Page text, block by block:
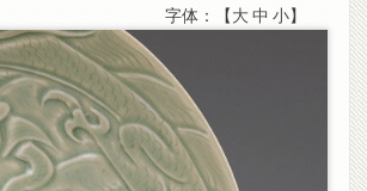
字体：【大 中 小】